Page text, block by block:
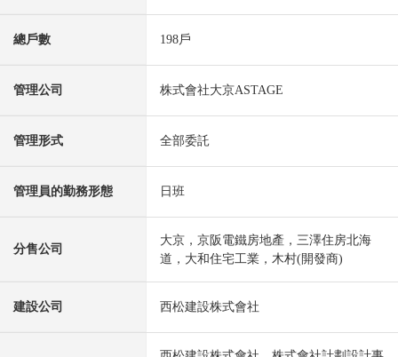
總戶數 198戶
管理公司 株式會社大京ASTAGE
管理形式 全部委託
管理員的勤務形態 日班
分售公司
大京，京阪電鐵房地產，三澤住房北海
道，大和住宅工業，木村(開發商)
建設公司 西松建設株式會社